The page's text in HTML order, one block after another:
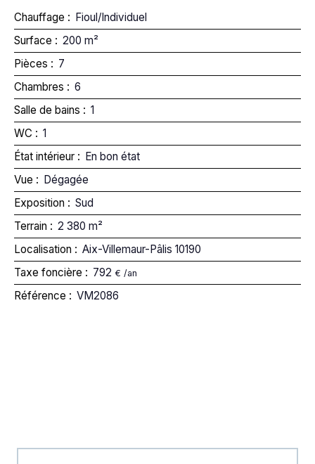
Chauffage : Fioul/Individuel
Surface : 200 m²
Pièces : 7
Chambres : 6
Salle de bains : 1
WC : 1
État intérieur : En bon état
Vue : Dégagée
Exposition : Sud
Terrain : 2 380 m²
Localisation : Aix-Villemaur-Pâlis 10190
Taxe foncière : 792 € /an
Référence : VM2086